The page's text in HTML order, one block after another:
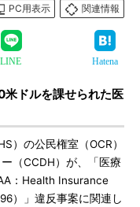
PC用表示
関連情報
LINE Hatena
ドルを課せられた医
）の公民権室（OCR）
（CCDH）が、「医療
：Health Insurance
）」違反事案に関連し